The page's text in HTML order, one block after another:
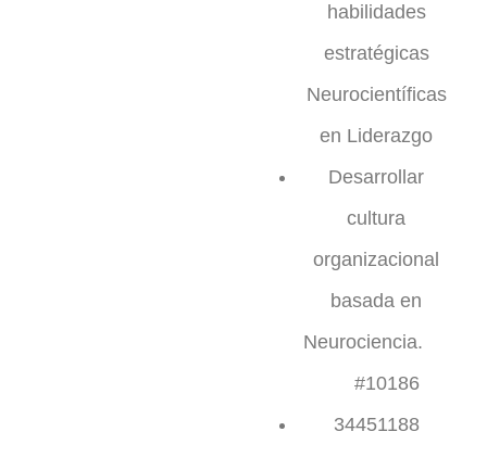
habilidades
estratégicas
Neurocientíficas
en Liderazgo
Desarrollar
cultura
organizacional
basada en
Neurociencia.
#10186
34451188